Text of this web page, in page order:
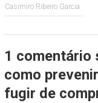
Casimiro Ribeiro Garcia
1 comentário
como
fugir de